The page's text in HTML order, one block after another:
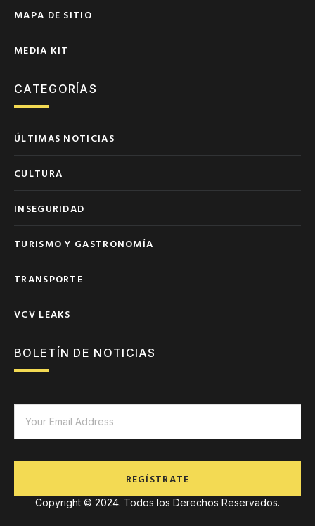
MAPA DE SITIO
MEDIA KIT
CATEGORÍAS
ÚLTIMAS NOTICIAS
CULTURA
INSEGURIDAD
TURISMO Y GASTRONOMÍA
TRANSPORTE
VCV LEAKS
BOLETÍN DE NOTICIAS
REGÍSTRATE
Copyright © 2024. Todos los Derechos Reservados.